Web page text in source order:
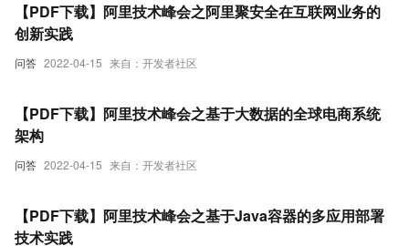
问答 2022-04-15 来自：开发者社区
【PDF下载】阿里技术峰会之阿里聚安全在互联网业务的
创新实践
问答 2022-04-15 来自：开发者社区
【PDF下载】阿里技术峰会之基于大数据的全球电商系统
架构
【PDF下载】阿里技术峰会之基于Java容器的多应用部署
技术实践